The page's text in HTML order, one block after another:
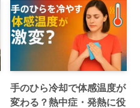
手のひら冷却で体感温度が
変わる？熱中症・発熱に役